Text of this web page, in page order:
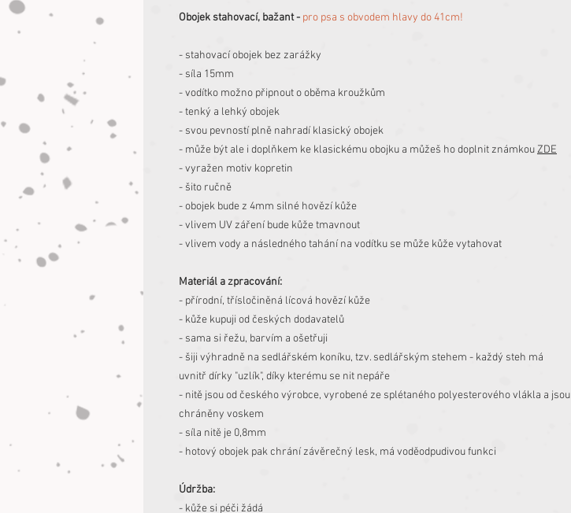
Obojek stahovací, bažant - pro psa s obvodem hlavy do 41cm!
- stahovací obojek bez zarážky
- síla 15mm
- vodítko možno připnout o oběma kroužkům
- tenký a lehký obojek
- svou pevností plně nahradí klasický obojek
- může být ale i doplňkem ke klasickému obojku a můžeš ho doplnit známkouZDE
- vyražen motiv kopretin
- šito ručně
- obojek bude z 4mm silné hovězí kůže
- vlivem UV záření bude kůže tmavnout
- vlivem vody a následného tahání na vodítku se může kůže vytahovat
Materiál a zpracování:
- přírodní, třísločiněná lícová hovězí kůže
- kůže kupuji od českých dodavatelů
- sama si řežu, barvím a ošetřuji
- šiji výhradně na sedlářském koníku, tzv. sedlářským stehem - každý steh má
uvnitř dírky "uzlík", díky kterému se nit nepáře
- nitě jsou od českého výrobce, vyrobené ze splétaného polyesterového vlákla a jsou
chráněny voskem
- síla nitě je 0,8mm
- hotový obojek pak chrání závěrečný lesk, má voděodpudivou funkci
Údržba:
- kůže si péči žádá